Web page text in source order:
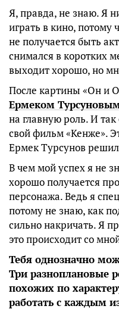
Я, правда, не знаю. Я
играть в кино, потому
не получается быть
снимался в коротких
выходит хорошо, но
После картины «Он и
Ермеком
на главную роль. И так
свой фильм «Кенже».
Ермек Турсунов
В чем мой успех я не
хорошо получается
персонажа. Ведь я
потому не знаю, как
сильно накричать. Я
это происходит со
Тебя однозначно
Три разноплановые
похожих по
работать с каждым